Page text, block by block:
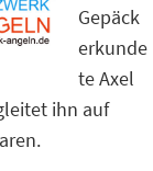
Gepäck
erkunde
te Axel
ihn auf